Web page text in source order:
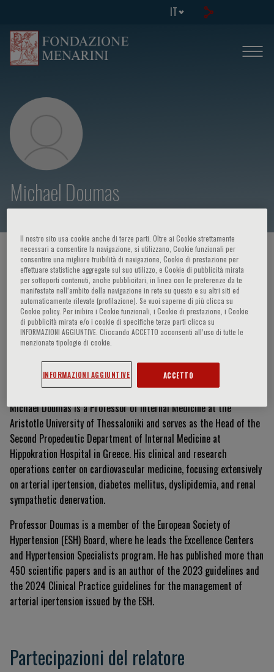
IT
Michael Doumas
HOME PAGE / CORSI ED EVENTI / RELATORE
Michael Doumas
Curriculum Vitae
Michael Doumas is a Professor of Internal Medicine at the
Aristotle University of Thessaloniki and serves as the Head of the
Second Propedeutic Department of Internal Medicine at
Hippokration Hospital in Greece. His clinical and research
operations center on cardiovascular medicine, focusing extensively
on arterial ipertension, diabetes mellitus, dyslipidemia, and renal
sympathetic denervation.
Professor Doumas is a member of the European Society of
Hypertension (ESH) Board, where he leads the Excellence Centers
and Hypertension Specialists program. He has published more than
450 scientific papers and is an author of the 2023 guidelines and
the 2024 Clinical Practice guidelines for the management of
arterial ipertension issued by the ESH.
Partecipazioni del relatore
Il nostro sito usa cookie anche di terze parti. Oltre ai Cookie strettamente
necessari a consentire la navigazione, si utilizzano, Cookie funzionali per
consentire una migliore fruibilità di navigazione, Cookie di prestazione per
effettuare statistiche aggregate sul suo utilizzo, e Cookie di pubblicità mirata
per sottoporti contenuti, anche pubblicitari, in linea con le preferenze da te
manifestate nell‘ambito della navigazione in rete su questo e su altri siti ed
automaticamente rilevate (profilazione). Se vuoi saperne di più clicca su
Cookie policy. Per inibire i Cookie funzionali, i Cookie di prestazione, i Cookie
di pubblicità mirata e/o i cookie di specifiche terze parti clicca su
INFORMAZIONI AGGIUNTIVE. Cliccando ACCETTO acconsenti all’uso di tutte le
menzionate tipologie di cookie.
INFORMAZIONI AGGIUNTIVE ACCETTO